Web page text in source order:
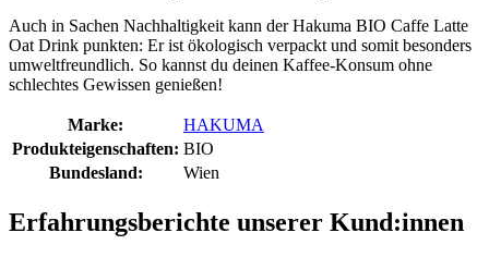
Auch in Sachen Nachhaltigkeit kann der Hakuma BIO Caffe Latte
Oat Drink punkten: Er ist ökologisch verpackt und somit besonders
umweltfreundlich. So kannst du deinen Kaffee-Konsum ohne
schlechtes Gewissen genießen!
Marke:
HAKUMA
Produkteigenschaften: BIO
Bundesland:
Wien
Erfahrungsberichte unserer Kund:innen